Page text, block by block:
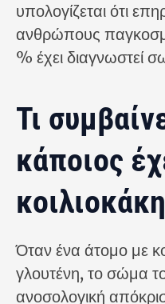
υπολογίζεται ότι
ανθρώπους
% έχει διαγνωστεί
Τι
κάποιος
κοιλιοκάκη
Όταν ένα άτομο με
γλουτένη, το σώμα
ανοσολογική